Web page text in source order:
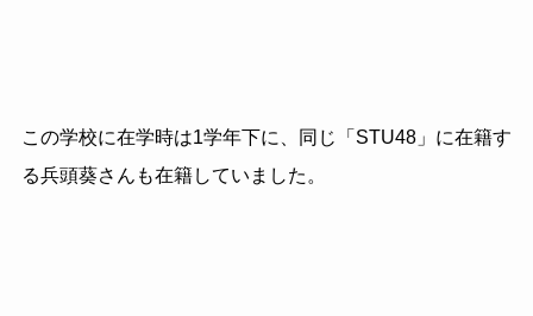
この学校に在学時は1学年下に、同じ「STU48」に在籍す
る兵頭葵さんも在籍していました。